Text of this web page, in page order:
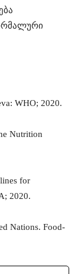
WHO; 2020.
Nutrition
for
2020.
Nations. Food-